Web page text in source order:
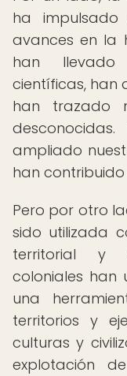
ha impulsado
avances en la
han llevado
científicas, han
han trazado
ampliado
han
Pero por otro
sido utilizada
territorial y
coloniales han
una
territorios y
culturas y
explotación